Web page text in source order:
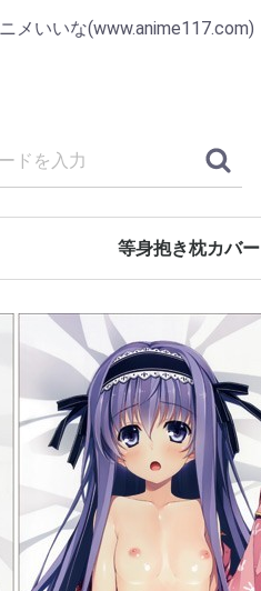
メいいな(www.anime117.com)
等身抱き枕カバー